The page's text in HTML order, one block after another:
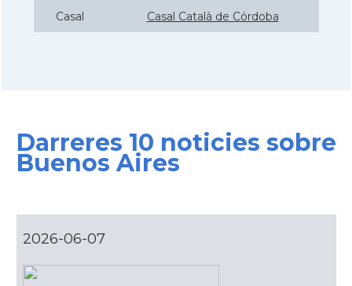
Casal Casal Català de Córdoba
Casal Casal de Catalunya de Paraná
Darreres 10 noticies sobre
Buenos Aires
2026-06-07